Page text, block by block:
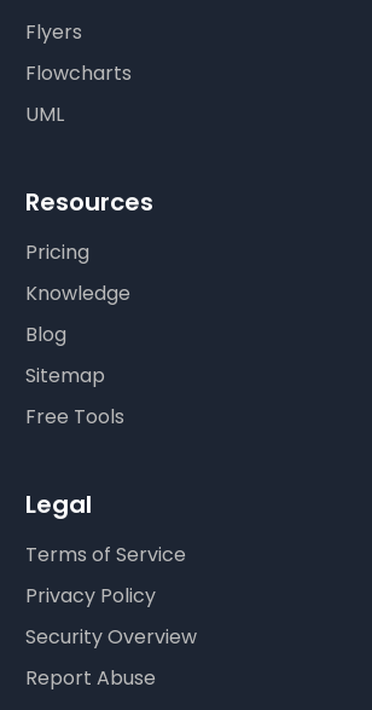
Flyers
Flowcharts
UML
Resources
Pricing
Knowledge
Blog
Sitemap
Free Tools
Legal
Terms of Service
Privacy Policy
Security Overview
Report Abuse